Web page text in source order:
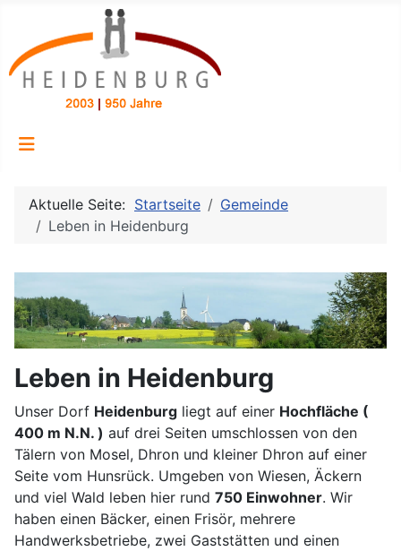
Aktuelle Seite: Startseite
Gemeinde
Leben in Heidenburg
Leben in Heidenburg
Unser Dorf Heidenburg liegt auf einer Hochfläche (
400 m N.N. ) auf drei Seiten umschlossen von den
Tälern von Mosel, Dhron und kleiner Dhron auf einer
Seite vom Hunsrück. Umgeben von Wiesen, Äckern
und viel Wald leben hier rund 750 Einwohner. Wir
haben einen Bäcker, einen Frisör, mehrere
Handwerksbetriebe, zwei Gaststätten und einen